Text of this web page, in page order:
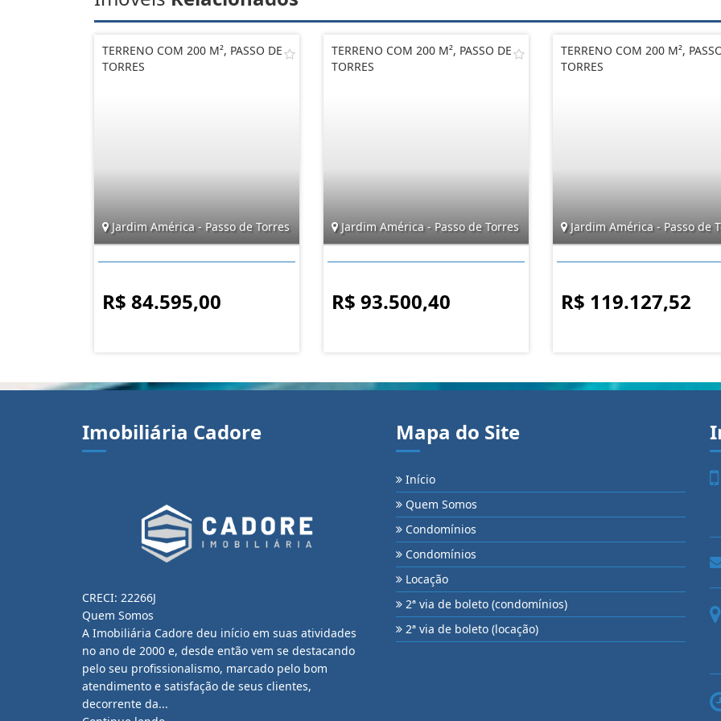
TERRENO COM 200 M², PASSO DE
TORRES
Jardim América - Passo de Torres
R$ 84.595,00
TERRENO COM 200 M², PASSO DE
TORRES
Jardim América - Passo de Torres
R$ 93.500,40
TERRENO COM 200 M²,
TORRES
Jardim América - Passo de
R$ 119.127,52
Imobiliária Cadore
CRECI: 22266J
Quem Somos
A Imobiliária Cadore deu início em suas atividades
no ano de 2000 e, desde então vem se destacando
pelo seu profissionalismo, marcado pelo bom
atendimento e satisfação de seus clientes,
decorrente da...
Mapa do Site
Início
Quem Somos
Condomínios
Condomínios
Locação
2ª via de boleto (condomínios)
2ª via de boleto (locação)